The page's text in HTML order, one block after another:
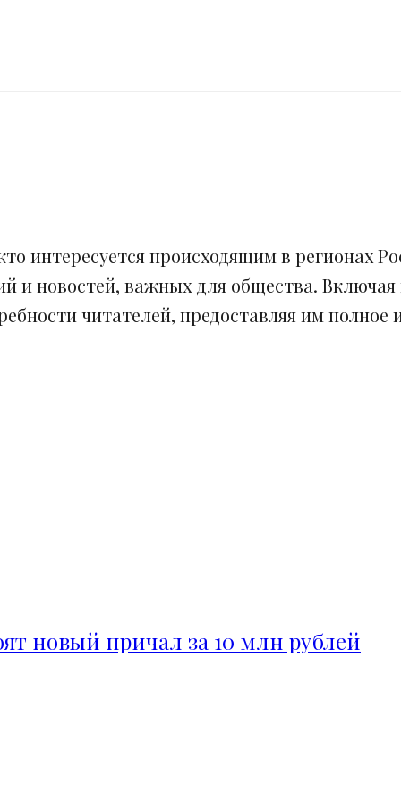
интересуется происходящим в регионах
и новостей, важных для общества.
читателей, предоставляя им полное
новый причал за 10 млн рублей